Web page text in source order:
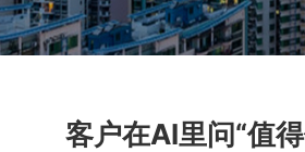
客户在AI里问“值